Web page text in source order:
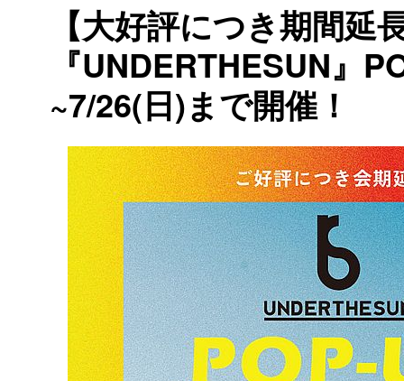
【大好評につき期間延
『UNDERTHESUN』
~7/26(日)まで開催！